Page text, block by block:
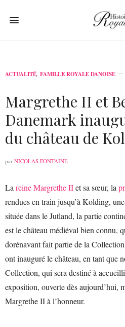
ACTUALITÉ, FAMILLE ROYALE DANOISE
Margrethe II et
Danemark
du château de
par NICOLAS FONTAINE
La reine Margrethe IIet sa sœur, la
rendues en train jusqu’à Kolding,
située dans le Jutland, la partie
est le château médiéval bien connu,
dorénavant fait partie de la
ont inauguré le château, en tant que
Collection, qui sera destiné à
exposition, ouverte dès aujourd’hui,
Margrethe II à l’honneur.